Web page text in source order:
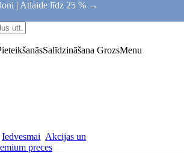
| Atlaide līdz 25 % →
Salīdzināšana GrozsMenu
Iedvesmai Akcijas un
preces